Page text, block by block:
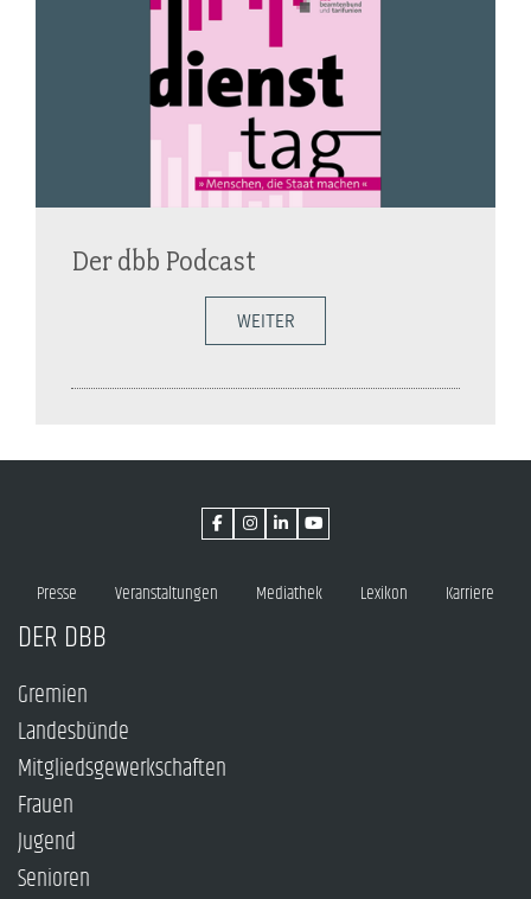
Der dbb Podcast
WEITER
Presse Veranstaltungen Mediathek Lexikon Karriere
DER DBB
Gremien
Landesbünde
Mitgliedsgewerkschaften
Frauen
Jugend
Senioren